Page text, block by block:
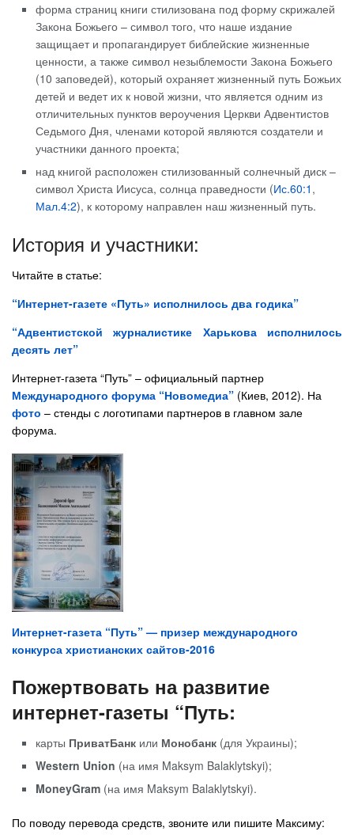
форма страниц книги стилизована под форму скрижалей
Закона Божьего – символ того, что наше издание
защищает и пропагандирует библейские жизненные
ценности, а также символ незыблемости Закона Божьего
(10 заповедей), который охраняет жизненный путь Божьих
детей и ведет их к новой жизни, что является одним из
отличительных пунктов вероучения Церкви Адвентистов
Седьмого Дня, членами которой являются создатели и
участники данного проекта;
над книгой расположен стилизованный солнечный диск –
символ Христа Иисуса, солнца праведности (Ис.60:1 ,
Мал.4:2), к которому направлен наш жизненный путь.
История и участники:
Читайте в статье:
“Интернет-газете «Путь» исполнилось два годика”
“Адвентистской журналистике Харькова исполнилось
десять лет”
Интернет-газета “Путь” – официальный партнер
Международного форума “Новомедиа” (Киев, 2012). На
фото – стенды с логотипами партнеров в главном зале
форума.
Интернет-газета “Путь” — призер международного
конкурса христианских сайтов-2016
Пожертвовать на развитие
интернет-газеты “Путь:
карты ПриватБанк или Монобанк (для Украины);
Western Union (на имя Maksym Balaklytskyi);
MoneyGram (на имя Maksym Balaklytskyi).
По поводу перевода средств, звоните или пишите Максиму: